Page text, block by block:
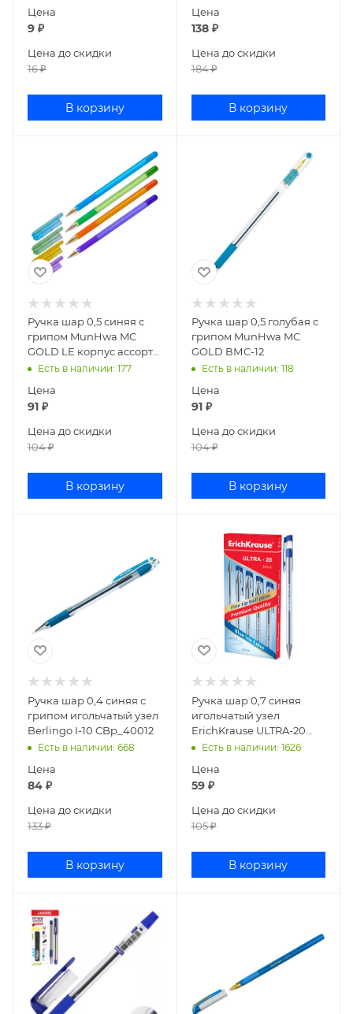
Цена
9 ₽
Цена до скидки
16₽
В корзину
Цена
138₽
Цена до скидки
184₽
В корзину
Ручка шар 0,5 синяя с
грипом MunHwa MC
GOLD LE корпус ассорти
MCL-02
Есть в наличии: 177
Цена
91 ₽
Цена до скидки
104₽
В корзину
Ручка шар 0,5 голубая с
грипом MunHwa MC
GOLD ВМС-12
Есть в наличии: 118
Цена
91₽
Цена до скидки
104₽
В корзину
Ручка шар 0,4 синяя с
грипом игольчатый узел
Berlingo I-10 CBp_40012
Есть в наличии: 668
Цена
84 ₽
Цена до скидки
133₽
В корзину
Ручка шар 0,7 синяя
игольчатый узел
ErichKrause ULTRA-20
13875
Есть в наличии: 1626
Цена
59₽
Цена до скидки
105₽
В корзину